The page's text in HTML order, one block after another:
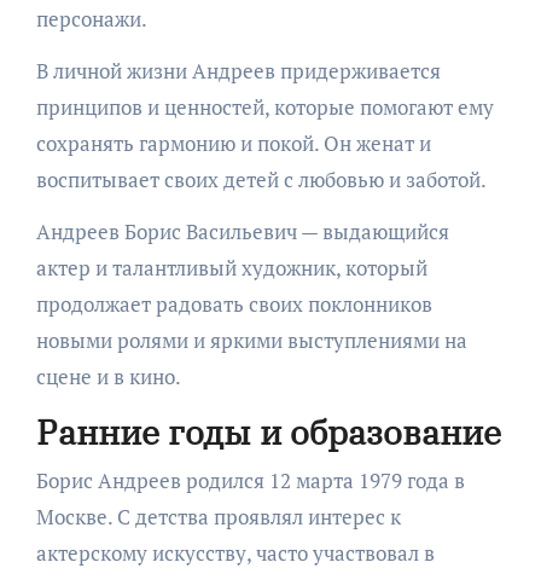
персонажи.
В личной жизни Андреев придерживается
принципов и ценностей, которые помогают ему
сохранять гармонию и покой. Он женат и
воспитывает своих детей с любовью и заботой.
Андреев Борис Васильевич — выдающийся
актер и талантливый художник, который
продолжает радовать своих поклонников
новыми ролями и яркими выступлениями на
сцене и в кино.
Ранние годы и образование
Борис Андреев родился 12 марта 1979 года в
Москве. С детства проявлял интерес к
актерскому искусству, часто участвовал в